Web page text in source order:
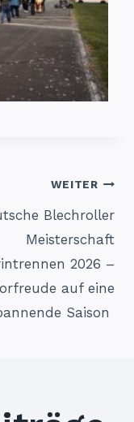
WEITER
Blechroller
Meisterschaft
2026 –
auf eine
Saison